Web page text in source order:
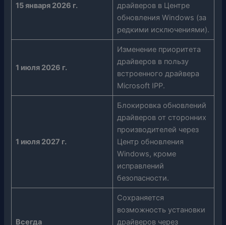
15 января 2026 г.
драйверов в Центре
обновления Windows (за
редкими исключениями).
1 июля 2026 г.
Изменение приоритета
драйверов в пользу
встроенного драйвера
Microsoft IPP.
1 июля 2027 г.
Блокировка обновлений
драйверов от сторонних
производителей через
Центр обновления
Windows, кроме
исправлений
безопасности.
Всегда
Сохраняется
возможность установки
драйверов через